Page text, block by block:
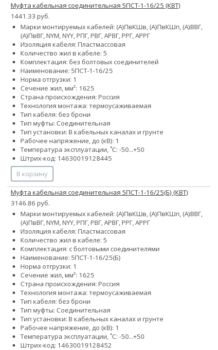
Муфта кабельная соединительная 5ПСТ-1-16/25 (КВТ)
1441.33 руб.
Марки монтируемых кабелей: (А)ПвКШв, (А)ПвКШп, (А)ВВГ,
(А)ПвВГ, NYM, NYY, РПГ, РВГ, АРВГ, РРГ, АРРГ
Изоляция кабеля: Пластмассовая
Количество жил в кабеле: 5
Комплектация: без болтовых соединителей
Наименование: 5ПСТ-1-16/25
Норма отгрузки: 1
Сечение жил, мм²: 1625
Страна происхождения: Россия
Технология монтажа: термоусаживаемая
Тип кабеля: без брони
Тип муфты: Соединительная
Тип установки: В кабельных каналах и грунте
Рабочее напряжение, до (кВ): 1
Температура эксплуатации, ˚С: -50...+50
Штрих-код: 14630019128445
В корзину
Муфта кабельная соединительная 5ПСТ-1-16/25(Б) (КВТ)
3146.86 руб.
Марки монтируемых кабелей: (А)ПвКШв, (А)ПвКШп, (А)ВВГ,
(А)ПвВГ, NYM, NYY, РПГ, РВГ, АРВГ, РРГ, АРРГ
Изоляция кабеля: Пластмассовая
Количество жил в кабеле: 5
Комплектация: с болтовыми соединителями
Наименование: 5ПСТ-1-16/25(Б)
Норма отгрузки: 1
Сечение жил, мм²: 1625
Страна происхождения: Россия
Технология монтажа: термоусаживаемая
Тип кабеля: без брони
Тип муфты: Соединительная
Тип установки: В кабельных каналах и грунте
Рабочее напряжение, до (кВ): 1
Температура эксплуатации, ˚С: -50...+50
Штрих-код: 14630019128452